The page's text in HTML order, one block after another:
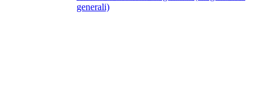
generali)